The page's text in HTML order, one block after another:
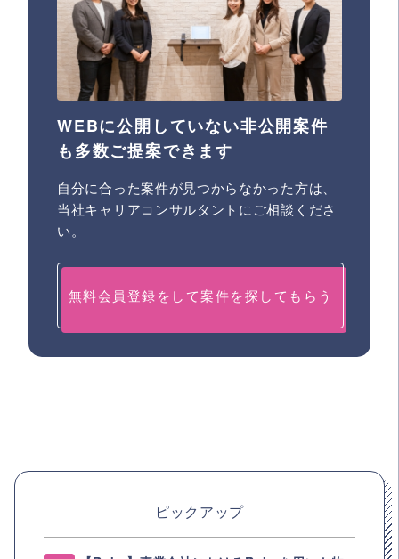
WEBに公開していない非公開案件
も多数ご提案できます
自分に合った案件が見つからなかった方は、
当社キャリアコンサルタントにご相談くださ
い。
無料会員登録をして案件を探してもらう
ピックアップ